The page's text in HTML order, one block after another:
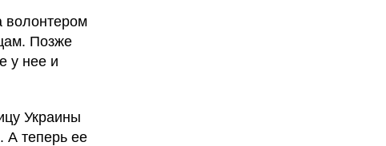
волонтером
Позже
у нее и
Украины
А теперь ее